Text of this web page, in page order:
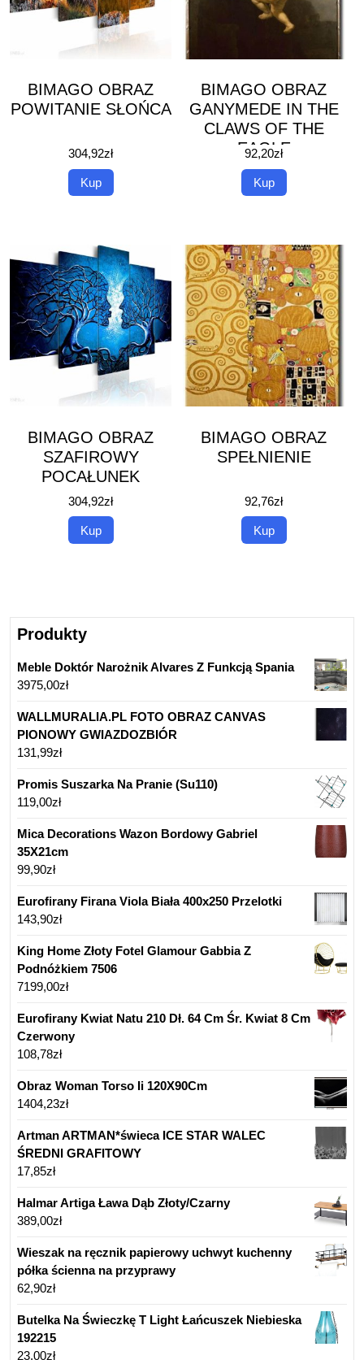
BIMAGO OBRAZ
POWITANIE SŁOŃCA
304,92zł
Kup
BIMAGO OBRAZ
GANYMEDE IN THE
CLAWS OF THE
EAGLE
92,20zł
Kup
BIMAGO OBRAZ
SZAFIROWY
POCAŁUNEK
304,92zł
Kup
BIMAGO OBRAZ
SPEŁNIENIE
92,76zł
Kup
Produkty
Meble Doktór Narożnik Alvares Z Funkcją Spania
3975,00zł
WALLMURALIA.PL FOTO OBRAZ CANVAS
PIONOWY GWIAZDOZBIÓR
131,99zł
Promis Suszarka Na Pranie (Su110)
119,00zł
Mica Decorations Wazon Bordowy Gabriel
35X21cm
99,90zł
Eurofirany Firana Viola Biała 400x250 Przelotki
143,90zł
King Home Złoty Fotel Glamour Gabbia Z
Podnóżkiem 7506
7199,00zł
Eurofirany Kwiat Natu 210 Dł. 64 Cm Śr. Kwiat 8 Cm
Czerwony
108,78zł
Obraz Woman Torso Ii 120X90Cm
1404,23zł
Artman ARTMAN*świeca ICE STAR WALEC
ŚREDNI GRAFITOWY
17,85zł
Halmar Artiga Ława Dąb Złoty/Czarny
389,00zł
Wieszak na ręcznik papierowy uchwyt kuchenny
półka ścienna na przyprawy
62,90zł
Butelka Na Świeczkę T Light Łańcuszek Niebieska
192215
23,00zł